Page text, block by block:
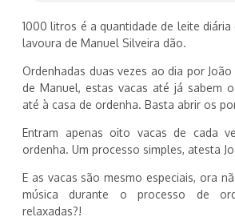
1000 litros é a quantidade de leite diária
lavoura de Manuel Silveira dão.
Ordenhadas duas vezes ao dia por
de Manuel, estas vacas até já sabem
até à casa de ordenha. Basta abrir os
Entram apenas oito vacas de cada
ordenha. Um processo simples, atesta
E as vacas são mesmo especiais, ora
música durante o processo de
relaxadas?!